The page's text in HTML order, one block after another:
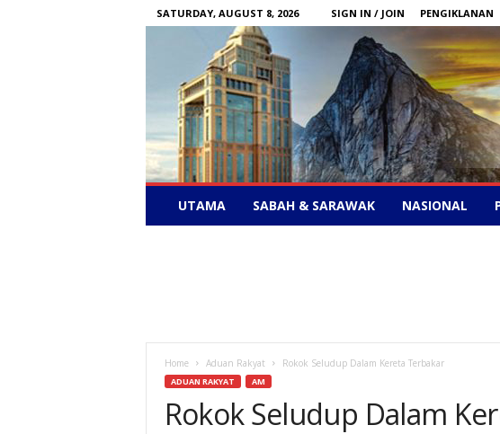
SATURDAY, AUGUST 8, 2026 SIGN IN / JOIN PENGIKLANAN
–
UTAMA SABAH & SARAWAK NASIONAL
Home Aduan Rakyat Rokok Seludup Dalam Kereta Terbakar
ADUAN RAKYAT AM
Rokok Seludup Dalam